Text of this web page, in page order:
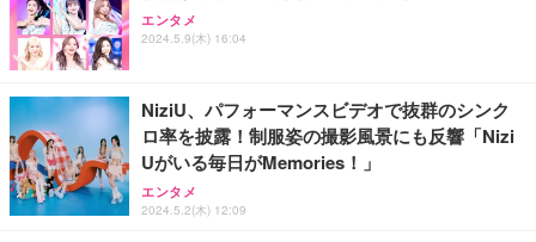
エンタメ
2024.5.9(木) 16:04
NiziU、パフォーマンスビデオで抜群のシンク
ロ率を披露！制服姿の撮影風景にも反響「Nizi
Uがいる毎日がMemories！」
エンタメ
2024.5.2(木) 12:09